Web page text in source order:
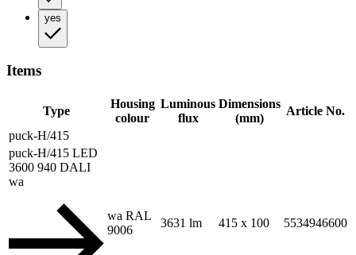
yes
Items
Type
Housing
colour
Luminous
flux
Dimensions
(mm)
Article No.
puck-H/415
puck-H/415 LED
3600 940 DALI
wa
wa RAL
9006
3631 lm 415 x 100 5534946600